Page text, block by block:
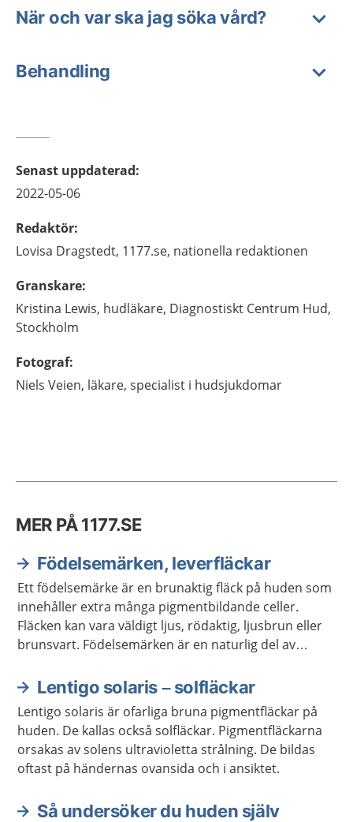
När och var ska jag söka vård?
Behandling
Senast uppdaterad:
2022-05-06
Redaktör:
Lovisa Dragstedt, 1177.se, nationella redaktionen
Granskare:
Kristina Lewis, hudläkare, Diagnostiskt Centrum Hud,
Stockholm
Fotograf:
Niels Veien, läkare, specialist i hudsjukdomar
MER PÅ 1177.SE
Födelsemärken, leverfläckar
Ett födelsemärke är en brunaktig fläck på huden som
innehåller extra många pigmentbildande celler.
Fläcken kan vara väldigt ljus, rödaktig, ljusbrun eller
brunsvart. Födelsemärken är en naturlig del av
viktigt att hålla koll på om de förändras.
Lentigo solaris – solfläckar
Lentigo solaris är ofarliga bruna pigmentfläckar på
huden. De kallas också solfläckar. Pigmentfläckarna
orsakas av solens ultravioletta strålning. De bildas
oftast på händernas ovansida och i ansiktet.
Så undersöker du huden själv